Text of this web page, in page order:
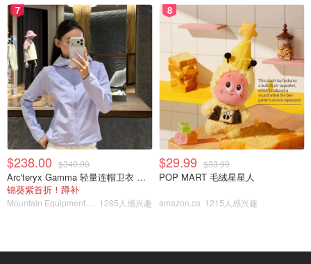
7
$238.00 $340.00
Arc'teryx Gamma 轻量连帽卫衣 女款
锦葵紫首折！蹲补
Mountain Equipment Company 1285人感兴趣
8
$29.99 $33.99
POP MART 毛绒星星人
amazon.ca 1215人感兴趣